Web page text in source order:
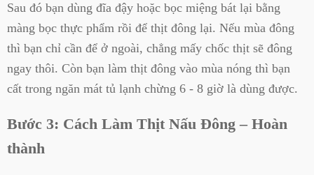
Sau đó bạn dùng đĩa đậy hoặc bọc miệng bát lại bằng
màng bọc thực phẩm rồi để thịt đông lại. Nếu mùa đông
thì bạn chỉ cần để ở ngoài, chẳng mấy chốc thịt sẽ đông
ngay thôi. Còn bạn làm thịt đông vào mùa nóng thì bạn
cất trong ngăn mát tủ lạnh chừng 6 - 8 giờ là dùng được.
Bước 3: Cách Làm Thịt Nấu Đông – Hoàn
thành